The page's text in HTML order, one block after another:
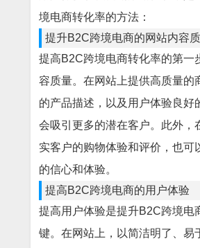
境电商转化率的方法：
提升B2C跨境电商的网站内容
提高B2C跨境电商转化率的第一
容质量。在网站上提供高质量的
的产品描述，以及用户体验良好
会吸引更多的潜在客户。此外，
实客户的购物体验和评价，也可
的信心和体验。
提高B2C跨境电商的用户体验
提高用户体验是提升B2C跨境电
键。在网站上，以简洁明了、易